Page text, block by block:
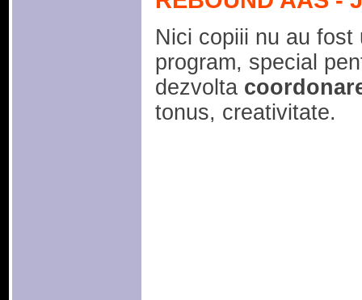
Nici copiii nu au
program, special
dezvolta
tonus, creativitate.